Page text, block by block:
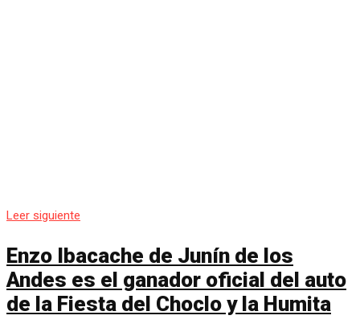
Leer siguiente
Enzo Ibacache de Junín de los
Andes es el ganador oficial del auto
de la Fiesta del Choclo y la Humita